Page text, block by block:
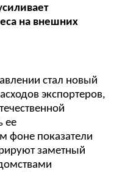
на внешних
стал новый
экспортеров,
ее
фоне показатели
заметный